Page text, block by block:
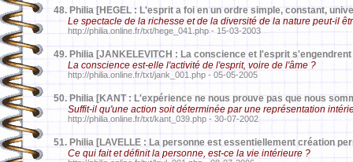
48. Philia [HEGEL : L'esprit a foi en un ordre simple, constant,
Le spectacle de la richesse et de la diversité de la nature peut-il
http://philia.online.fr/txt/hege_041.php - 15-03-2003
49. Philia [JANKELEVITCH : La conscience et l'esprit
La conscience est-elle l'activité de l'esprit, voire de l'âme ?
http://philia.online.fr/txt/jank_001.php - 05-05-2005
50. Philia [KANT : L'expérience ne nous prouve pas que nous
Suffit-il qu'une action soit déterminée par une représentation
http://philia.online.fr/txt/kant_039.php - 30-07-2002
51. Philia [LAVELLE : La personne est essentiellement création
Ce qui fait et définit la personne, est-ce la vie intérieure ?